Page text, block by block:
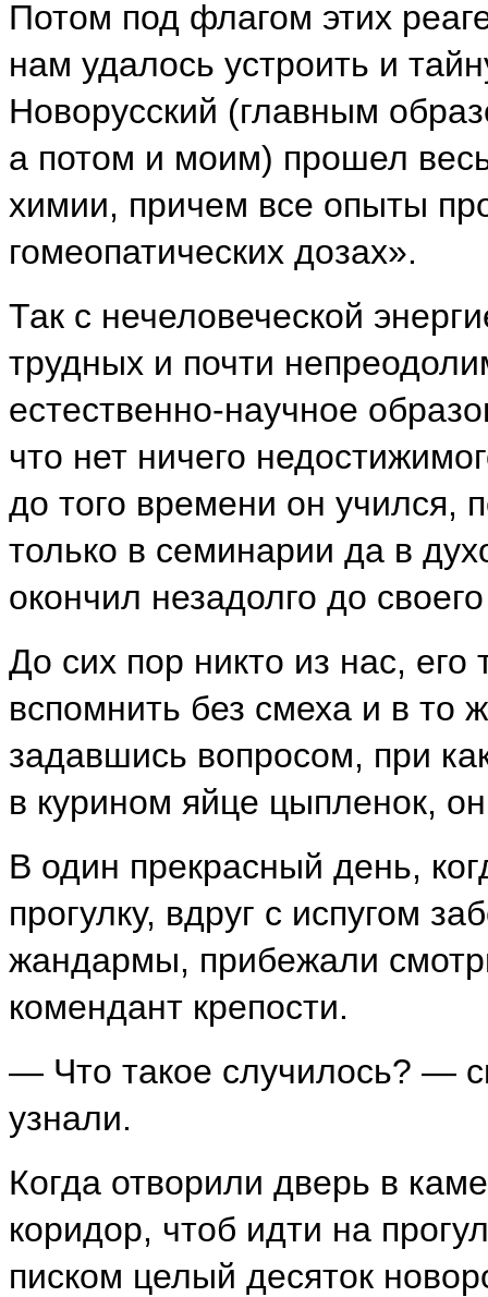
Потом под флагом этих
нам удалось устроить и
Новорусский (главным
а потом и моим) прошел
химии, причем все опыты
гомеопатических дозах».
Так с нечеловеческой
трудных и почти
естественно-научное
что нет ничего
до того времени он учился,
только в семинарии да в
окончил незадолго до
До сих пор никто из нас,
вспомнить без смеха и в то
задавшись вопросом, при
в курином яйце цыпленок,
В один прекрасный день,
прогулку, вдруг с испугом
жандармы, прибежали
комендант крепости.
— Что такое случилось? —
узнали.
Когда отворили дверь в
коридор, чтоб идти на
писком целый десяток